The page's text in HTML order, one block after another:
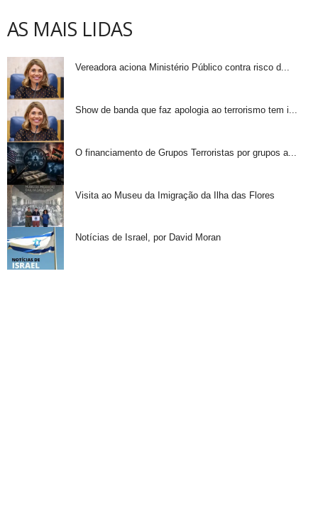
AS MAIS LIDAS
Vereadora aciona Ministério Público contra risco d...
Show de banda que faz apologia ao terrorismo tem i...
O financiamento de Grupos Terroristas por grupos a...
Visita ao Museu da Imigração da Ilha das Flores
Notícias de Israel, por David Moran